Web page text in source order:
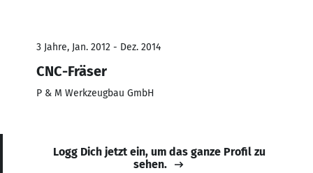
3 Jahre, Jan. 2012 - Dez. 2014
CNC-Fräser
P & M Werkzeugbau GmbH
Logg Dich jetzt ein, um das ganze Profil zu
sehen.